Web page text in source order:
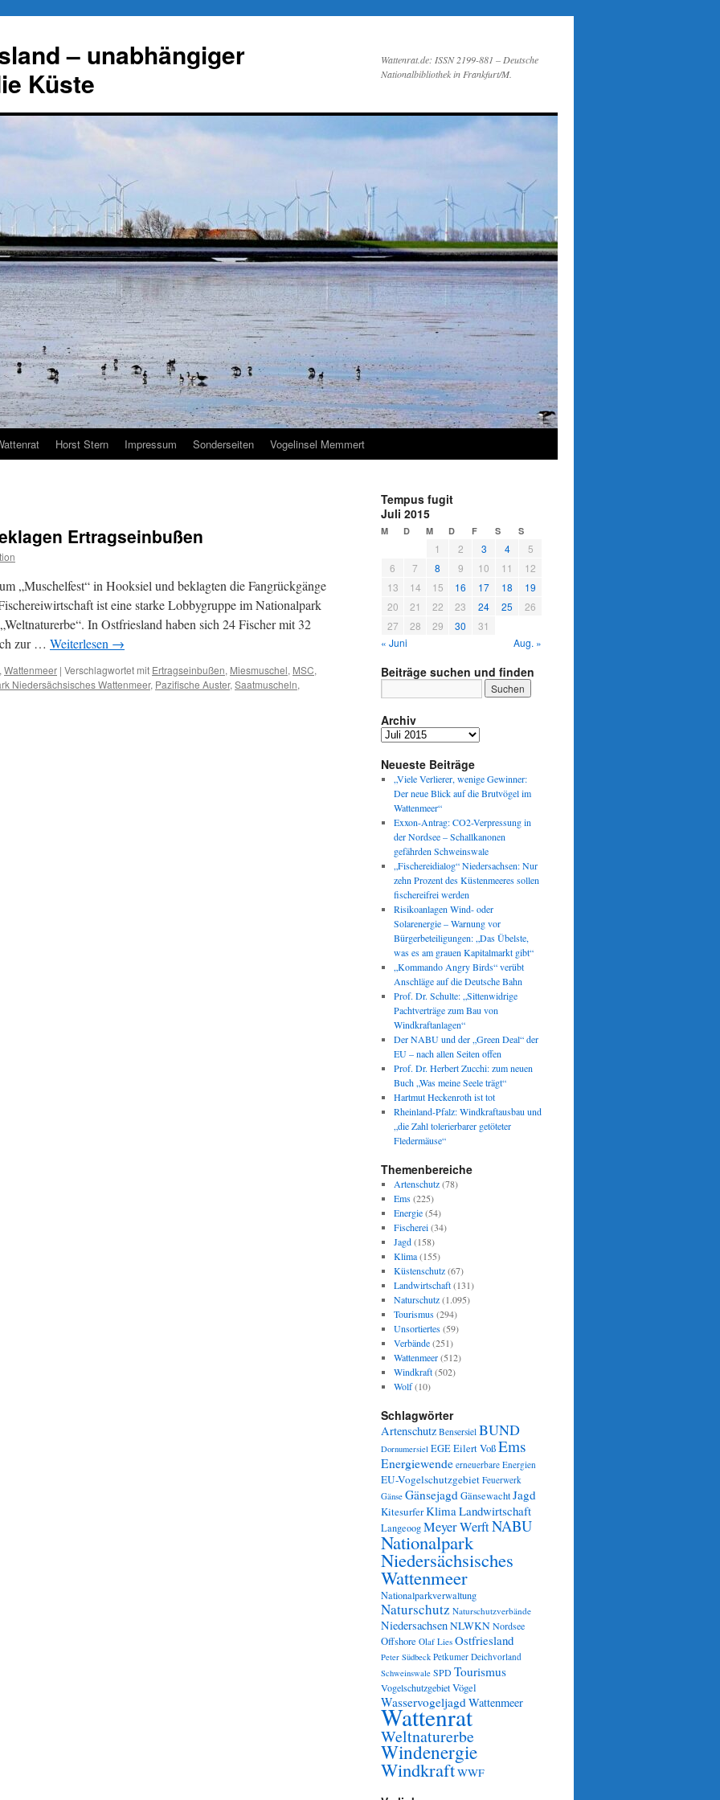
– unabhängiger
Küste
Wattenrat.de: ISSN 2199-881 – Deutsche
Nationalbibliothek in Frankfurt/M.
Horst Stern Impressum Sonderseiten Vogelinsel Memmert
Ertragseinbußen
„Muschelfest“ in Hooksiel und beklagten die Fangrückgänge
ist eine starke Lobbygruppe im Nationalpark
In Ostfriesland haben sich 24 Fischer mit 32
zur … Weiterlesen →
, Wattenmeer | Verschlagwortet mit Ertragseinbußen, Miesmuschel, MSC,
Niedersächsisches Wattenmeer, Pazifische Auster, Saatmuscheln,
Tempus fugit
Juli 2015
M D M D F S S
1 2 3 4
5
6
7 8 9 10 11
12
13
14 15 16 17 18
19
20
21 22 23 24 25
26
27
28 29 30
31
« Juni
Aug. »
Beiträge suchen und finden
Archiv
Archiv
Neueste Beiträge
„Viele Verlierer, wenige Gewinner:
Der neue Blick auf die Brutvögel im
Wattenmeer“
Exxon-Antrag: CO2-Verpressung in
der Nordsee – Schallkanonen
gefährden Schweinswale
„Fischereidialog“ Niedersachsen: Nur
zehn Prozent des Küstenmeeres sollen
fischereifrei werden
Risikoanlagen Wind- oder
Solarenergie – Warnung vor
Bürgerbeteiligungen: „Das Übelste,
was es am grauen Kapitalmarkt gibt“
„Kommando Angry Birds“ verübt
Anschläge auf die Deutsche Bahn
Prof. Dr. Schulte: „Sittenwidrige
Pachtverträge zum Bau von
Windkraftanlagen“
Der NABU und der „Green Deal“ der
EU – nach allen Seiten offen
Prof. Dr. Herbert Zucchi: zum neuen
Buch „Was meine Seele trägt“
Hartmut Heckenroth ist tot
Rheinland-Pfalz: Windkraftausbau und
„die Zahl tolerierbarer getöteter
Fledermäuse“
Themenbereiche
Artenschutz(78)
Ems(225)
Energie(54)
Fischerei(34)
Jagd(158)
Klima(155)
Küstenschutz(67)
Landwirtschaft(131)
Naturschutz(1.095)
Tourismus(294)
Unsortiertes(59)
Verbände(251)
Wattenmeer(512)
Windkraft(502)
Wolf(10)
Schlagwörter
Artenschutz Bensersiel BUND
Dornumersiel EGEEilert VoßEms
Energiewende erneuerbare Energien
EU-Vogelschutzgebiet Feuerwerk
Gänse GänsejagdGänsewachtJagd
KitesurferKlimaLandwirtschaft
LangeoogMeyer WerftNABU
Nationalpark
Niedersächsisches
Wattenmeer
Nationalparkverwaltung
Naturschutz Naturschutzverbände
NiedersachsenNLWKNNordsee
Offshore Olaf Lies Ostfriesland
Peter Südbeck Petkumer Deichvorland
Schweinswale SPDTourismus
VogelschutzgebietVögel
WasservogeljagdWattenmeer
Wattenrat
Weltnaturerbe
Windenergie
WindkraftWWF